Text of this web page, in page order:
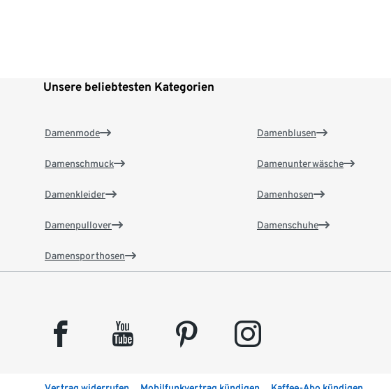
Unsere beliebtesten Kategorien
Damenmode
Damenschmuck
Damenkleider
Damenpullover
Damensporthosen
Damenblusen
Damenunterwäsche
Damenhosen
Damenschuhe
facebook youtube pinterest instagram